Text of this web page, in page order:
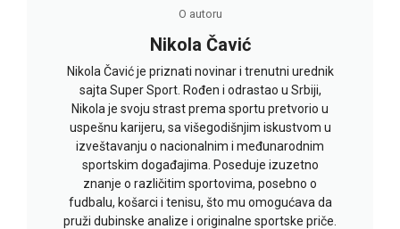
O autoru
Nikola Čavić
Nikola Čavić je priznati novinar i trenutni urednik
sajta Super Sport. Rođen i odrastao u Srbiji,
Nikola je svoju strast prema sportu pretvorio u
uspešnu karijeru, sa višegodišnjim iskustvom u
izveštavanju o nacionalnim i međunarodnim
sportskim događajima. Poseduje izuzetno
znanje o različitim sportovima, posebno o
fudbalu, košarci i tenisu, što mu omogućava da
pruži dubinske analize i originalne sportske priče.